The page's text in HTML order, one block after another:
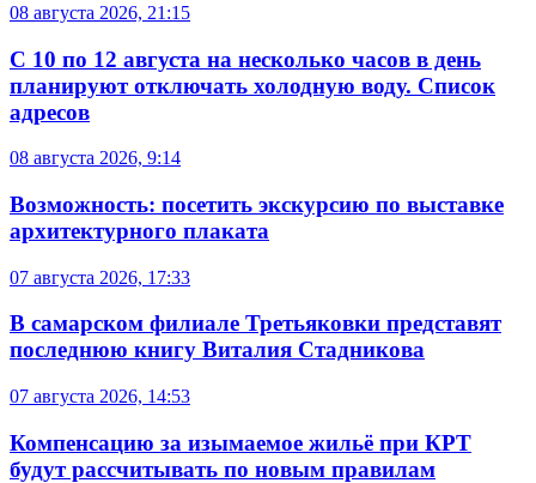
08 августа 2026, 21:15
С 10 по 12 августа на несколько часов в день
планируют отключать холодную воду. Список
адресов
08 августа 2026, 9:14
Возможность: посетить экскурсию по выставке
архитектурного плаката
07 августа 2026, 17:33
В самарском филиале Третьяковки представят
последнюю книгу Виталия Стадникова
07 августа 2026, 14:53
Компенсацию за изымаемое жильё при КРТ
будут рассчитывать по новым правилам